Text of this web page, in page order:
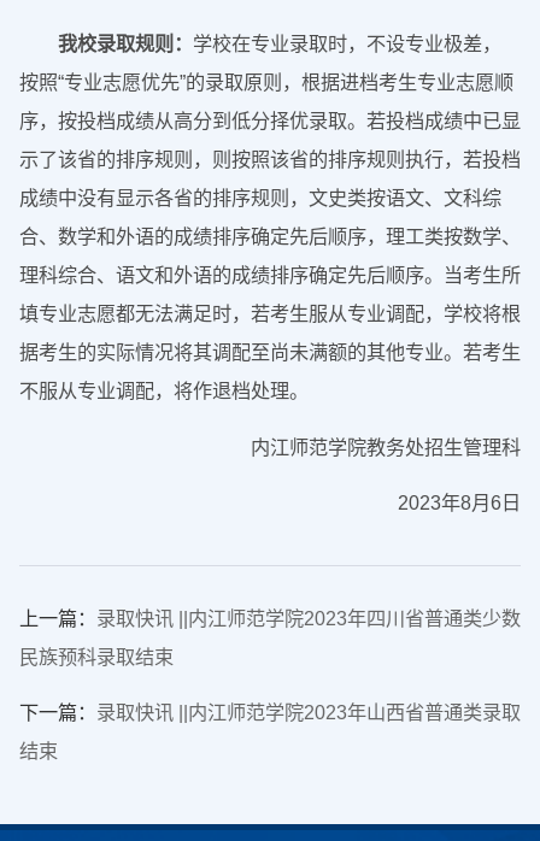
我校录取规则： 学校在专业录取时，不设专业极差，
按照“专业志愿优先”的录取原则，根据进档考生专业志愿顺
序，按投档成绩从高分到低分择优录取。若投档成绩中已显
示了该省的排序规则，则按照该省的排序规则执行，若投档
成绩中没有显示各省的排序规则，文史类按语文、文科综
合、数学和外语的成绩排序确定先后顺序，理工类按数学、
理科综合、语文和外语的成绩排序确定先后顺序。当考生所
填专业志愿都无法满足时，若考生服从专业调配，学校将根
据考生的实际情况将其调配至尚未满额的其他专业。若考生
不服从专业调配，将作退档处理。
内江师范学院教务处招生管理科
2023年8月6日
上一篇： 录取快讯 ||内江师范学院2023年四川省普通类少数
民族预科录取结束
下一篇： 录取快讯 ||内江师范学院2023年山西省普通类录取
结束